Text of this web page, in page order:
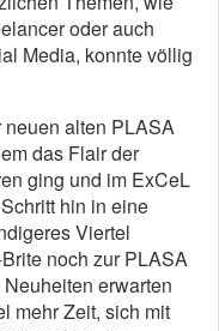
oder auch
Media, konnte völlig
alten PLASA
das Flair der
ging und im ExCeL
hin in eine
Viertel
noch zur PLASA
erwarten
mehr Zeit, sich mit